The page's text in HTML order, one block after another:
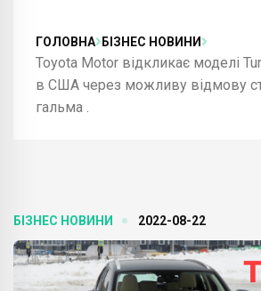
ГОЛОВНА БІЗНЕС НОВИНИ
Toyota Motor відкликає моделі
в США через можливу відмову
гальма .
БІЗНЕС НОВИНИ 2022-08-22